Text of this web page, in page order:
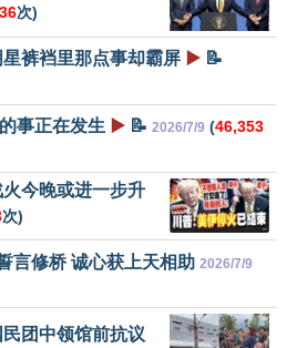
次)
裤裆里那点事却霸屏 ▶️ 📝
事正在发生 ▶️ 📝 2026/7/9 (46,353
今晚或进一步升
次)
言修桥 诚心获上天相助 2026/7/9
团中领馆前抗议